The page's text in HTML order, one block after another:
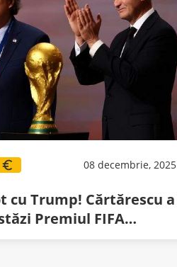
08 decembrie, 2025
cu Trump! Cărtărescu a
Premiul FIFA